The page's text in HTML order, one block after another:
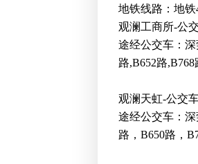
地铁线路：地
观澜工商所-公
途经公交车：深
路,B652路
观澜天虹-公交车
途经公交车：深
路，B650路，